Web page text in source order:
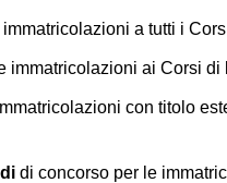
immatricolazioni a tutti i
immatricolazioni ai Corsi
con titolo
di concorso per le